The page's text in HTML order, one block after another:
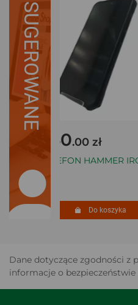
SUGEROWANE
350.00 zł
TELEFON HAMMER
Do koszyka
Dane dotyczące zgodności z
informacje o bezpieczeństwie